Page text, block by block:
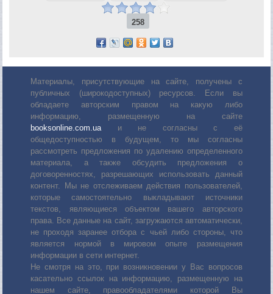
258
Материалы, присутствующие на сайте, получены с
публичных (широкодоступных) ресурсов. Если вы
обладаете авторским правом на какую либо
информацию, размещенную на сайте
booksonline.com.uaи не согласны с её
общедоступностью в будущем, то мы согласны
рассмотреть предложения по удалению определенного
материала, а также обсудить предложения о
договоренностях, разрешающих использовать данный
контент. Мы не отслеживаем действия пользователей,
которые самостоятельно выкладывают источники
текстов, являющиеся объектом вашего авторского
права. Все данные на сайт, загружаются автоматически,
не проходя заранее отбора с чьей либо стороны, что
является нормой в мировом опыте размещения
информации в сети интернет.
Не смотря на это, при возникновении у Вас вопросов
касательно ссылок на информацию, размещенную на
нашем сайте, правообладателями которой Вы